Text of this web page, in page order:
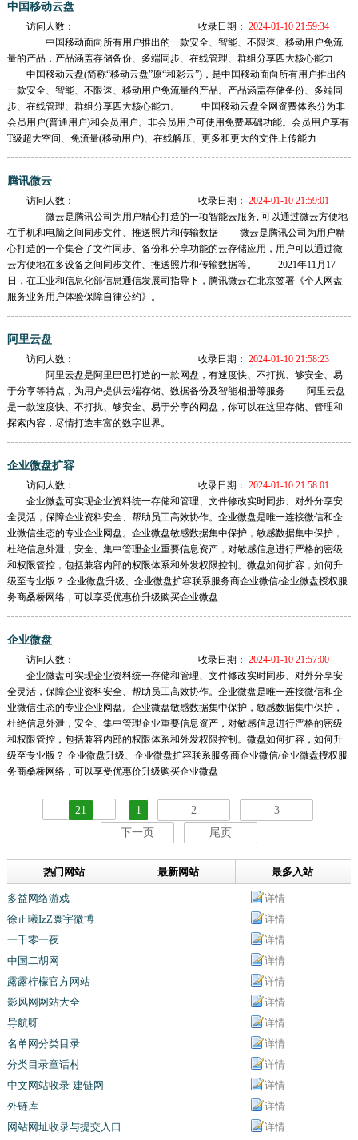
中国移动云盘
访问人数： 收录日期： 2024-01-10 21:59:34
中国移动面向所有用户推出的一款安全、智能、不限速、移动用户免流
量的产品，产品涵盖存储备份、多端同步、在线管理、群组分享四大核心能力
中国移动云盘(简称“移动云盘”原“和彩云”)，是中国移动面向所有用户推出的
一款安全、智能、不限速、移动用户免流量的产品。产品涵盖存储备份、多端同
步、在线管理、群组分享四大核心能力。 中国移动云盘全网资费体系分为非
会员用户(普通用户)和会员用户。非会员用户可使用免费基础功能。会员用户享有
T级超大空间、免流量(移动用户)、在线解压、更多和更大的文件上传能力
腾讯微云
访问人数： 收录日期： 2024-01-10 21:59:01
微云是腾讯公司为用户精心打造的一项智能云服务, 可以通过微云方便地
在手机和电脑之间同步文件、推送照片和传输数据 微云是腾讯公司为用户精
心打造的一个集合了文件同步、备份和分享功能的云存储应用，用户可以通过微
云方便地在多设备之间同步文件、推送照片和传输数据等。 2021年11月17
日，在工业和信息化部信息通信发展司指导下，腾讯微云在北京签署《个人网盘
服务业务用户体验保障自律公约》。
阿里云盘
访问人数： 收录日期： 2024-01-10 21:58:23
阿里云盘是阿里巴巴打造的一款网盘，有速度快、不打扰、够安全、易
于分享等特点，为用户提供云端存储、数据备份及智能相册等服务 阿里云盘
是一款速度快、不打扰、够安全、易于分享的网盘，你可以在这里存储、管理和
探索内容，尽情打造丰富的数字世界。
企业微盘扩容
访问人数： 收录日期： 2024-01-10 21:58:01
企业微盘可实现企业资料统一存储和管理、文件修改实时同步、对外分享安
全灵活，保障企业资料安全、帮助员工高效协作。企业微盘是唯一连接微信和企
业微信生态的专业企业网盘。企业微盘敏感数据集中保护，敏感数据集中保护，
杜绝信息外泄，安全、集中管理企业重要信息资产，对敏感信息进行严格的密级
和权限管控，包括兼容内部的权限体系和外发权限控制。微盘如何扩容，如何升
级至专业版？ 企业微盘升级、企业微盘扩容联系服务商企业微信/企业微盘授权服
务商桑桥网络，可以享受优惠价升级购买企业微盘
企业微盘
访问人数： 收录日期： 2024-01-10 21:57:00
企业微盘可实现企业资料统一存储和管理、文件修改实时同步、对外分享安
全灵活，保障企业资料安全、帮助员工高效协作。企业微盘是唯一连接微信和企
业微信生态的专业企业网盘。企业微盘敏感数据集中保护，敏感数据集中保护，
杜绝信息外泄，安全、集中管理企业重要信息资产，对敏感信息进行严格的密级
和权限管控，包括兼容内部的权限体系和外发权限控制。微盘如何扩容，如何升
级至专业版？ 企业微盘升级、企业微盘扩容联系服务商企业微信/企业微盘授权服
务商桑桥网络，可以享受优惠价升级购买企业微盘
21 1 2
3
下一页
尾页
热门网站 最新网站 最多入站
多益网络游戏
详情
徐正曦IzZ寰宇微博
详情
一千零一夜
详情
中国二胡网
详情
露露柠檬官方网站
详情
影风网网站大全
详情
导航呀
详情
名单网分类目录
详情
分类目录童话村
详情
中文网站收录-建链网
详情
外链库
详情
网站网址收录与提交入口
详情